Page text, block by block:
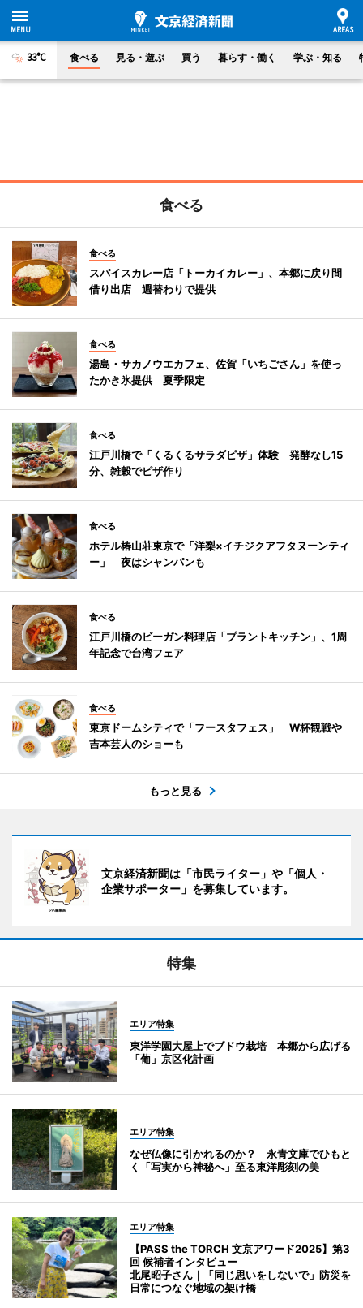
33°C 食べる 見る・遊ぶ 買う 暮らす・働く 学ぶ・知る
食べる
食べる
スパイスカレー店「トーカイカレー」、本郷に戻り間
借り出店 週替わりで提供
食べる
湯島・サカノウエカフェ、佐賀「いちごさん」を使っ
たかき氷提供 夏季限定
食べる
江戸川橋で「くるくるサラダピザ」体験 発酵なし15
分、雑穀でピザ作り
食べる
ホテル椿山荘東京で「洋梨×イチジクアフタヌーンティ
ー」 夜はシャンパンも
食べる
江戸川橋のビーガン料理店「プラントキッチン」、1周
年記念で台湾フェア
食べる
東京ドームシティで「フースタフェス」 W杯観戦や
吉本芸人のショーも
もっと見る
文京経済新聞は「市民ライター」や「個人・
企業サポーター」を募集しています。
特集
エリア特集
東洋学園大屋上でブドウ栽培 本郷から広げる
「葡」京区化計画
エリア特集
なぜ仏像に引かれるのか？ 永青文庫でひもと
く「写実から神秘へ」至る東洋彫刻の美
エリア特集
【PASS the TORCH 文京アワード2025】第3
回 候補者インタビュー
北尾昭子さん｜「同じ思いをしないで」防災を
日常につなぐ地域の架け橋